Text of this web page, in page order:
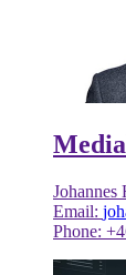
Johannes
Email:
Phone: